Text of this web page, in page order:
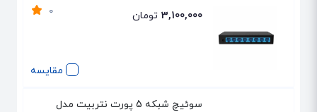
مقایسه
0 3,100,000 تومان
سوئیچ شبکه 5 پورت نتربیت مدل